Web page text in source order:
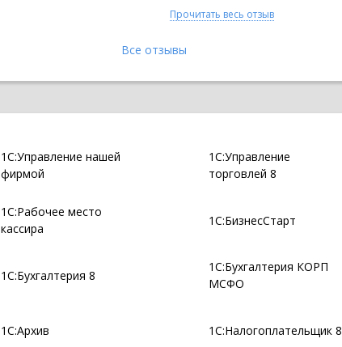
Прочитать весь отзыв
Все отзывы
1С:Управление нашей
фирмой
1С:Управление
торговлей 8
1С:Рабочее место
кассира
1С:БизнесСтарт
1С:Бухгалтерия 8
1С:Бухгалтерия КОРП
МСФО
1С:Архив 1С:Налогоплательщик 8